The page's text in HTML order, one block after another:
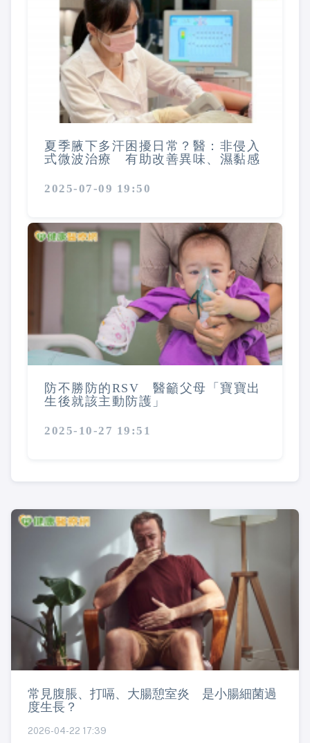
夏季腋下多汗困擾日常？醫：非侵入
式微波治療 有助改善異味、濕黏感
2025-07-09 19:50
防不勝防的RSV 醫籲父母「寶寶出
生後就該主動防護」
2025-10-27 19:51
常見腹脹、打嗝、大腸憩室炎 是小腸細菌過
度生長？
2026-04-22 17:39